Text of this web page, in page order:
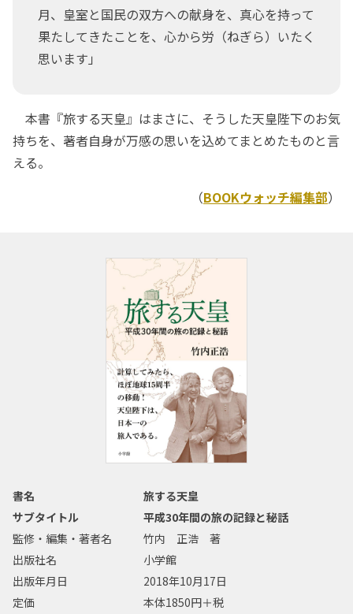
月、皇室と国民の双方への献身を、真心を持って
果たしてきたことを、心から労（ねぎら）いたく
思います」
本書『旅する天皇』はまさに、そうした天皇陛下のお気
持ちを、著者自身が万感の思いを込めてまとめたものと言
える。
（BOOKウォッチ編集部）
書名
旅する天皇
サブタイトル
平成30年間の旅の記録と秘話
監修・編集・著者名
竹内 正浩 著
出版社名
小学館
出版年月日
2018年10月17日
定価
本体1850円＋税